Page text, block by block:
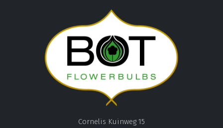
Cornelis Kuinweg 15